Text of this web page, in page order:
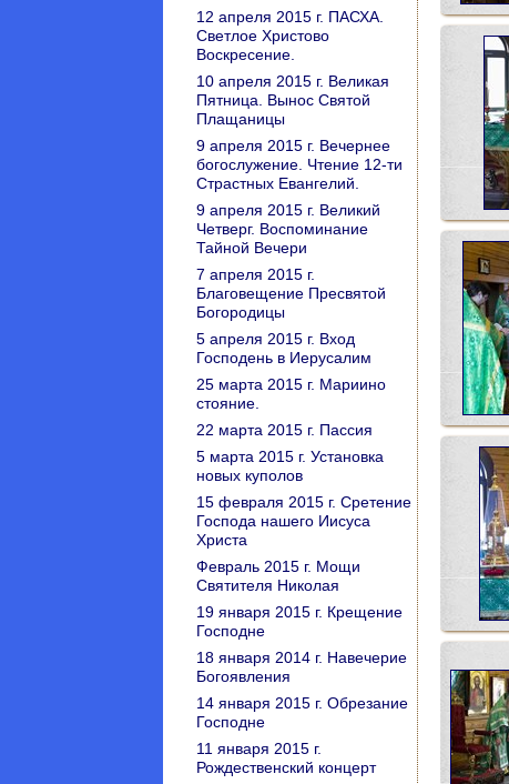
12 апреля 2015 г. ПАСХА.
Светлое Христово
Воскресение.
10 апреля 2015 г. Великая
Пятница. Вынос Святой
Плащаницы
9 апреля 2015 г. Вечернее
богослужение. Чтение 12-ти
Страстных Евангелий.
9 апреля 2015 г. Великий
Четверг. Воспоминание
Тайной Вечери
7 апреля 2015 г.
Благовещение Пресвятой
Богородицы
5 апреля 2015 г. Вход
Господень в Иерусалим
25 марта 2015 г. Мариино
стояние.
22 марта 2015 г. Пассия
5 марта 2015 г. Установка
новых куполов
15 февраля 2015 г. Сретение
Господа нашего Иисуса
Христа
Февраль 2015 г. Мощи
Святителя Николая
19 января 2015 г. Крещение
Господне
18 января 2014 г. Навечерие
Богоявления
14 января 2015 г. Обрезание
Господне
11 января 2015 г.
Рождественский концерт